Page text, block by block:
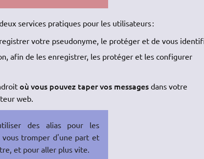
services pratiques pour les utilisateurs :
votre pseudonyme, le protéger et de vous
afin de les enregistrer, les protéger et les configurer
où vous pouvez taper vos messagesdans votre
web.
des alias pour les
vous tromper d'une part et
et pour aller plus vite.